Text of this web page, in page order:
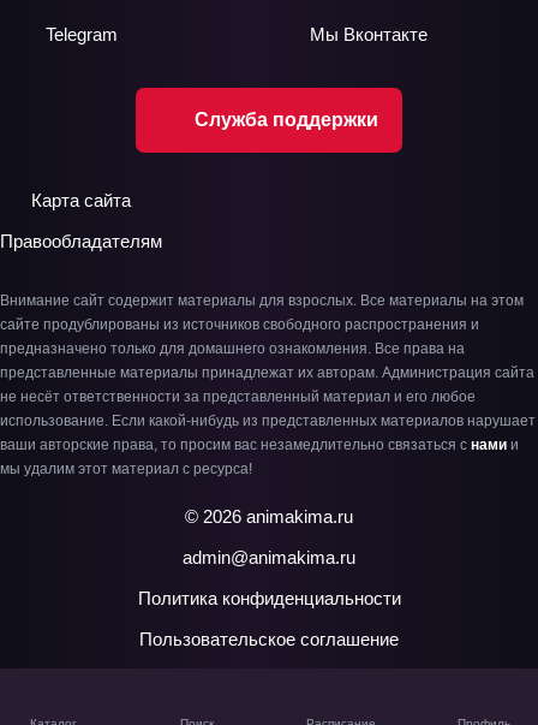
Служба поддержки
Telegram Мы Вконтакте
Карта сайта
Правообладателям
Внимание сайт содержит материалы для взрослых. Все материалы на этом
сайте продублированы из источников свободного распространения и
предназначено только для домашнего ознакомления. Все права на
представленные материалы принадлежат их авторам. Администрация сайта
не несёт ответственности за представленный материал и его любое
использование. Если какой-нибудь из представленных материалов нарушает
ваши авторские права, то просим вас незамедлительно связаться с нами и
мы удалим этот материал с ресурса!
© 2026 animakima.ru
admin@animakima.ru
Политика конфиденциальности
Пользовательское соглашение